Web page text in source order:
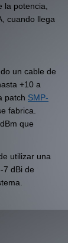
potencia,
cuando llega
un cable de
+10 a
patch SMP-
fabrica.
que
utilizar una
7 dBi de